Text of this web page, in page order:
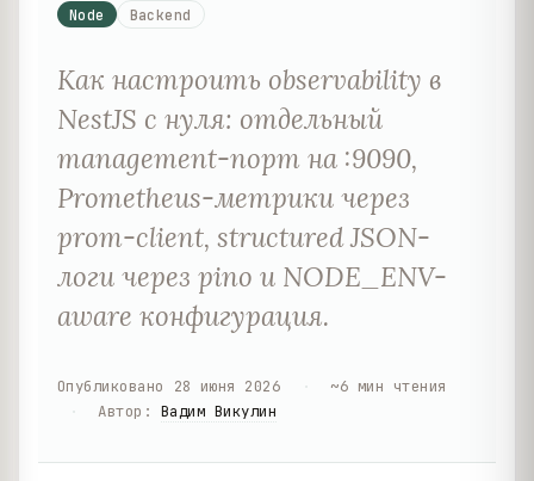
Node Backend
Как настроить observability в
NestJS с нуля: отдельный
management-порт на :9090,
Prometheus-метрики через
prom-client, structured JSON-
логи через pino и NODE_ENV-
aware конфигурация.
Опубликовано 28 июня 2026 ~6 мин чтения
Автор : Вадим Викулин